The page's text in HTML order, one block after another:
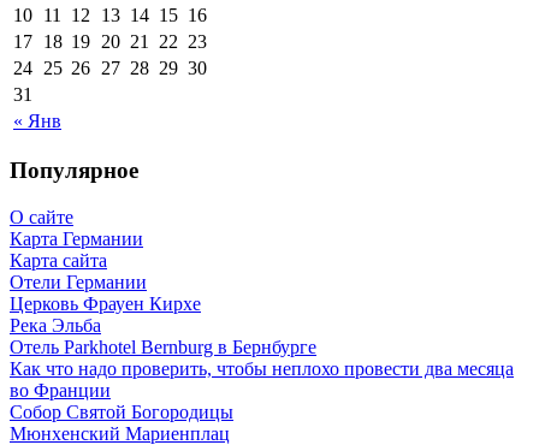
« Янв
10 11 12 13 14 15 16
17 18 19 20 21 22 23
24 25 26 27 28 29 30
31
Популярное
О сайте
Карта Германии
Карта сайта
Отели Германии
Церковь Фрауен Кирхе
Река Эльба
Отель Parkhotel Bernburg в Бернбурге
Как что надо проверить, чтобы неплохо провести два месяца
во Франции
Собор Святой Богородицы
Мюнхенский Мариенплац